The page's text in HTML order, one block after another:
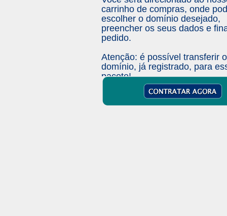
carrinho de compras, onde
escolher o domínio desejado,
preencher os seus dados e
pedido.
Atenção: é possível transferir
domínio, já registrado, para
pacote!